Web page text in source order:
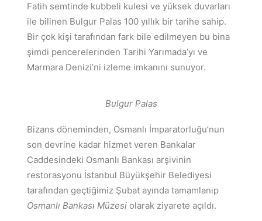
Fatih semtinde kubbeli kulesi ve yüksek duvarları
ile bilinen Bulgur Palas 100 yıllık bir tarihe sahip.
Bir çok kişi tarafından fark bile edilmeyen bu bina
şimdi pencerelerinden Tarihi Yarımada’yı ve
Marmara Denizi’ni izleme imkanını sunuyor.
Bulgur Palas
Bizans döneminden, Osmanlı İmparatorluğu’nun
son devrine kadar hizmet veren Bankalar
Caddesindeki Osmanlı Bankası arşivinin
restorasyonu İstanbul Büyükşehir Belediyesi
tarafından geçtiğimiz Şubat ayında tamamlanıp
Osmanlı Bankası Müzesi olarak ziyarete açıldı.